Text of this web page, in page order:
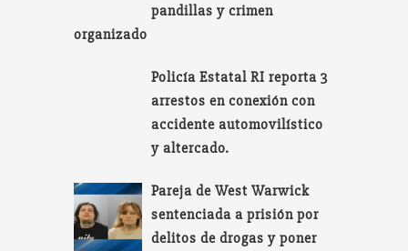
pandillas y crimen
organizado
Policía Estatal RI reporta 3
arrestos en conexión con
accidente automovilístico
y altercado.
Pareja de West Warwick
sentenciada a prisión por
delitos de drogas y poner